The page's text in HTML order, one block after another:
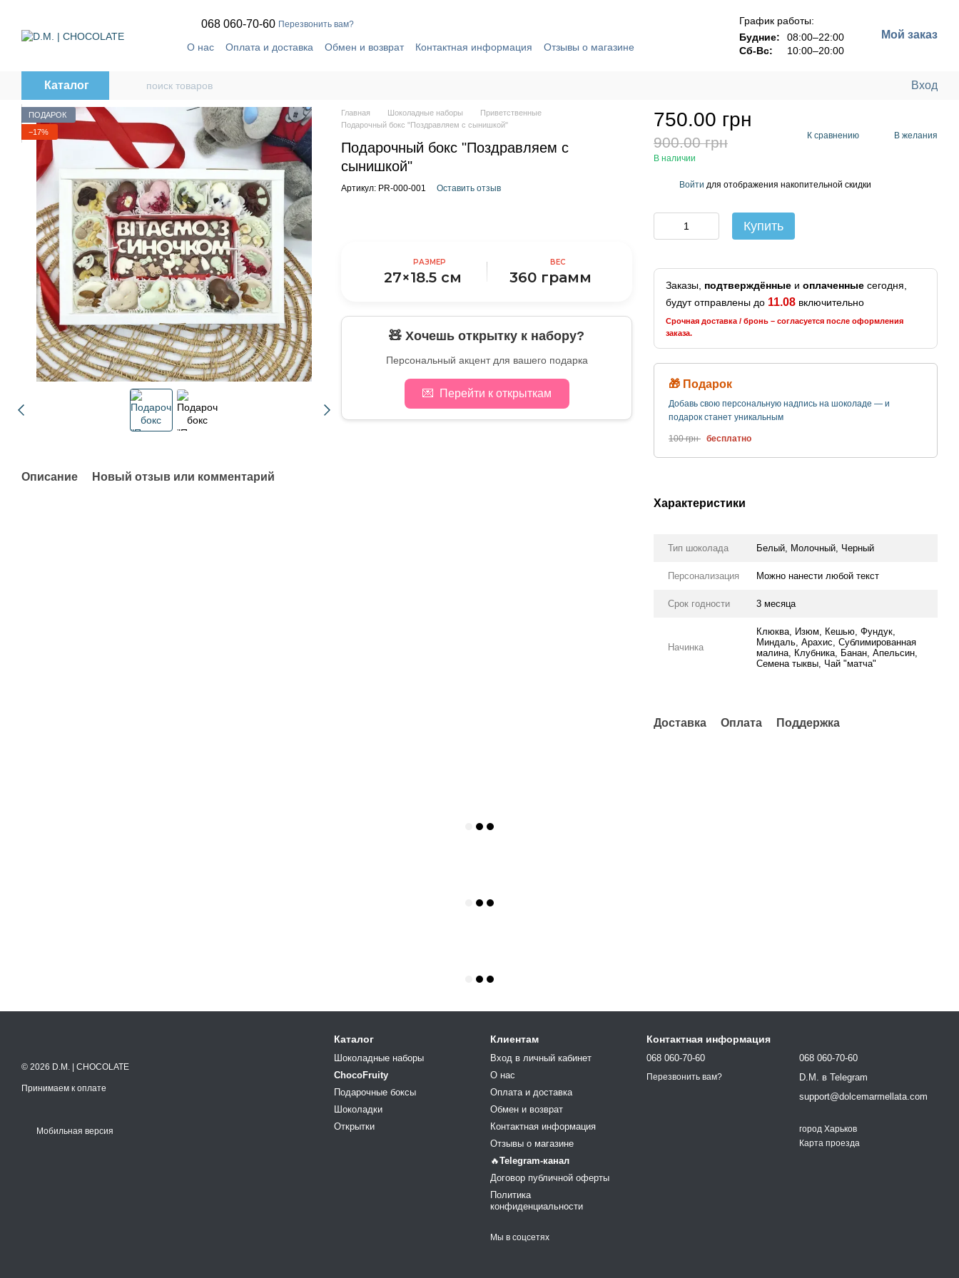
068 060-70-60 Перезвонить вам?
О нас Оплата и доставка Обмен и возврат Контактная информация
Отзывы о магазине
График работы:
Будние:
08:00–22:00
Сб-Вс:
10:00–20:00
Мой заказ
Каталог Вход
ПОДАРОК
−17%
Главная Шоколадные наборы
Приветственные
Подарочный бокс "Поздравляем с сынишкой"
Подарочный бокс "Поздравляем с
сынишкой"
Артикул: PR-000-001 Оставить отзыв
РАЗМЕР
27×18.5 см
ВЕС
360 грамм
🧸 Хочешь открытку к набору?
Персональный акцент для вашего подарка
💌 Перейти к открыткам
750.00 грн
900.00 грн
В наличии
К сравнению В желания
Войти для отображения накопительной скидки
Купить
Заказы, подтверждённые и оплаченные сегодня,
будут отправлены до 11.08 включительно
Срочная доставка / бронь – согласуется после оформления
заказа.
🎁 Подарок
Добавь свою персональную надпись на шоколаде — и
подарок станет уникальным
100 грн бесплатно
Характеристики
Тип шоколада Белый, Молочный, Черный
Персонализация Можно нанести любой текст
Срок годности 3 месяца
Начинка
Клюква, Изюм, Кешью, Фундук,
Миндаль, Арахис, Сублимированная
малина, Клубника, Банан, Апельсин,
Семена тыквы, Чай "матча"
Доставка Оплата Поддержка
Описание Новый отзыв или комментарий
© 2026 D.M. | CHOCOLATE
Принимаем к оплате
Мобильная версия
Каталог
Шоколадные наборы
ChocoFruity
Подарочные боксы
Шоколадки
Открытки
Клиентам
Вход в личный кабинет
О нас
Оплата и доставка
Обмен и возврат
Контактная информация
Отзывы о магазине
🔥Telegram-канал
Договор публичной оферты
Политика
конфиденциальности
Мы в соцсетях
Контактная информация
068 060-70-60
Перезвонить вам?
068 060-70-60
D.M. в Telegram
support@dolcemarmellata.com
город Харьков
Карта проезда